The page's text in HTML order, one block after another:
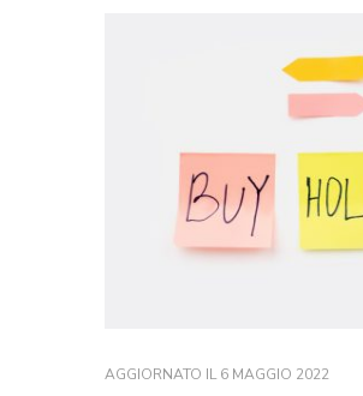
AGGIORNATO IL6 MAGGIO 2022